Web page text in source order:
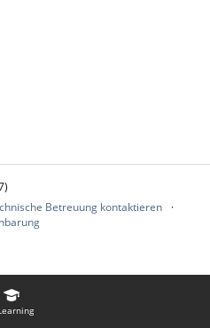
Betreuung kontaktieren